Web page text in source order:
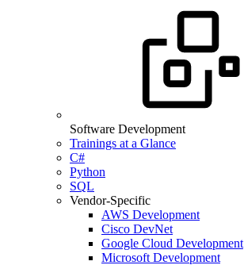
Software Development
Trainings at a Glance
C#
Python
SQL
Vendor-Specific
AWS Development
Cisco DevNet
Google Cloud Development
Microsoft Development